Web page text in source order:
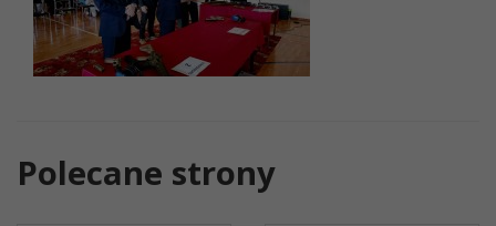
Polecane strony